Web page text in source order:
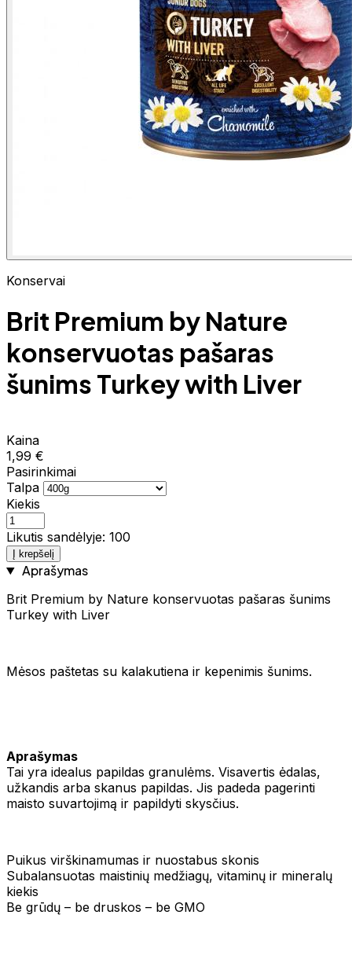
Konservai
Brit Premium by Nature
konservuotas pašaras
šunims Turkey with Liver
Kaina
1,99 €
Pasirinkimai
Talpa
Kiekis
Likutis sandėlyje: 100
Į krepšelį
Aprašymas
Brit Premium by Nature konservuotas pašaras šunims
Turkey with Liver
Mėsos paštetas su kalakutiena ir kepenimis šunims.
Aprašymas
Tai yra idealus papildas granulėms. Visavertis ėdalas,
užkandis arba skanus papildas. Jis padeda pagerinti
maisto suvartojimą ir papildyti skysčius.
Puikus virškinamumas ir nuostabus skonis
Subalansuotas maistinių medžiagų, vitaminų ir mineralų
kiekis
Be grūdų – be druskos – be GMO